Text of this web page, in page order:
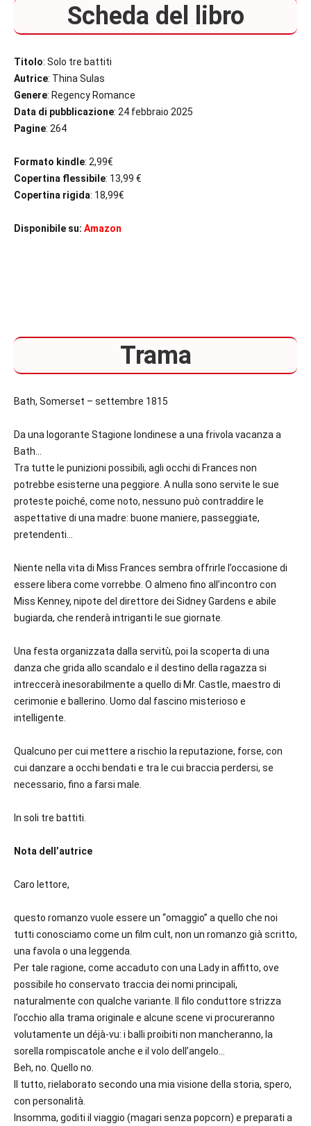
Scheda del libro
Titolo: Solo tre battiti
Autrice: Thina Sulas
Genere: Regency Romance
Data di pubblicazione: 24 febbraio 2025
Pagine: 264
Formato kindle: 2,99€
Copertina flessibile: 13,99 €
Copertina rigida: 18,99€
Disponibile su: Amazon
Trama
Bath, Somerset – settembre 1815
Da una logorante Stagione londinese a una frivola vacanza a
Bath…
Tra tutte le punizioni possibili, agli occhi di Frances non
potrebbe esisterne una peggiore. A nulla sono servite le sue
proteste poiché, come noto, nessuno può contraddire le
aspettative di una madre: buone maniere, passeggiate,
pretendenti…
Niente nella vita di Miss Frances sembra offrirle l’occasione di
essere libera come vorrebbe. O almeno fino all’incontro con
Miss Kenney, nipote del direttore dei Sidney Gardens e abile
bugiarda, che renderà intriganti le sue giornate.
Una festa organizzata dalla servitù, poi la scoperta di una
danza che grida allo scandalo e il destino della ragazza si
intreccerà inesorabilmente a quello di Mr. Castle, maestro di
cerimonie e ballerino. Uomo dal fascino misterioso e
intelligente.
Qualcuno per cui mettere a rischio la reputazione, forse, con
cui danzare a occhi bendati e tra le cui braccia perdersi, se
necessario, fino a farsi male.
In soli tre battiti.
Nota dell’autrice
Caro lettore,
questo romanzo vuole essere un “omaggio” a quello che noi
tutti conosciamo come un film cult, non un romanzo già scritto,
una favola o una leggenda.
Per tale ragione, come accaduto con una Lady in affitto, ove
possibile ho conservato traccia dei nomi principali,
naturalmente con qualche variante. Il filo conduttore strizza
l’occhio alla trama originale e alcune scene vi procureranno
volutamente un déjà-vu: i balli proibiti non mancheranno, la
sorella rompiscatole anche e il volo dell’angelo…
Beh, no. Quello no.
Il tutto, rielaborato secondo una mia visione della storia, spero,
con personalità.
Insomma, goditi il viaggio (magari senza popcorn) e preparati a